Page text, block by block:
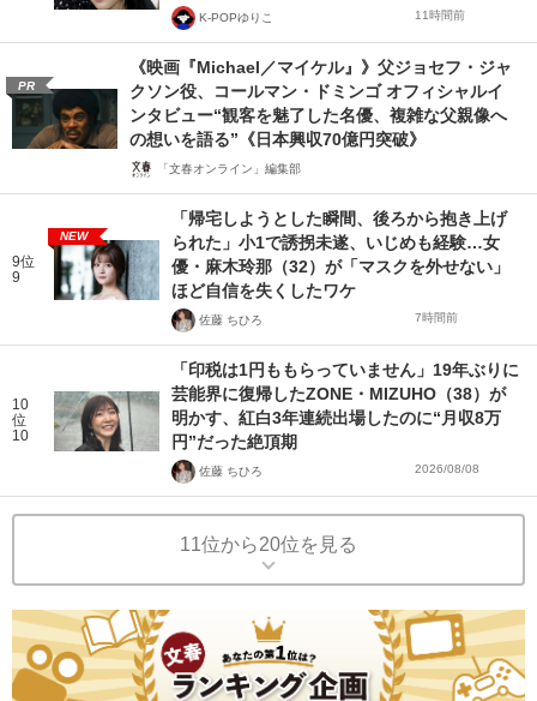
K-POPゆりこ 11時間前
PR
《映画『Michael／マイケル』》父ジョセフ・ジャ
クソン役、コールマン・ドミンゴ オフィシャルイ
ンタビュー“観客を魅了した名優、複雑な父親像へ
の想いを語る”《日本興収70億円突破》
「文春オンライン」編集部
9位
9
NEW
「帰宅しようとした瞬間、後ろから抱き上げ
られた」小1で誘拐未遂、いじめも経験…女
優・麻木玲那（32）が「マスクを外せない」
ほど自信を失くしたワケ
佐藤 ちひろ 7時間前
10
位
10
「印税は1円ももらっていません」19年ぶりに
芸能界に復帰したZONE・MIZUHO（38）が
明かす、紅白3年連続出場したのに“月収8万
円”だった絶頂期
佐藤 ちひろ 2026/08/08
11位から20位を見る